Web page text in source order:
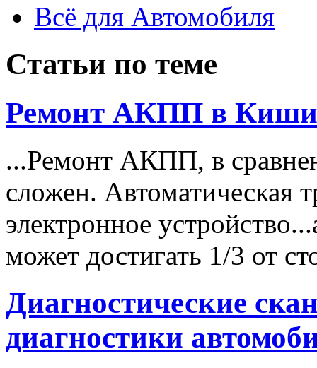
Всё для Автомобиля
Статьи по теме
Ремонт АКПП в
...Ремонт АКПП, в
сложен. Автоматическая
электронное
может достигать 1/3 от
Диагностические
диагностики